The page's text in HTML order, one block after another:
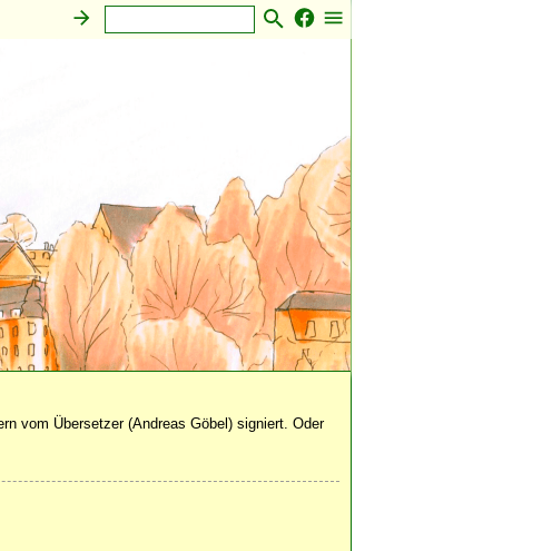
vom Übersetzer (Andreas Göbel) signiert. Oder